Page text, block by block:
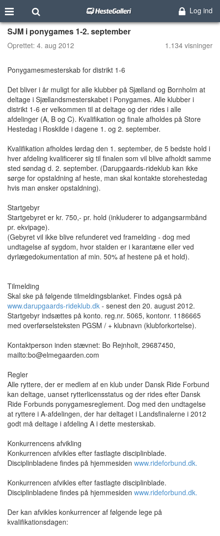
Log ind
SJM i ponygames 1-2. september
Oprettet: 4. aug 2012 1.134 visninger
Ponygamesmesterskab for distrikt 1-6
Det bliver i år muligt for alle klubber på Sjælland og Bornholm at
deltage i Sjællandsmesterskabet i Ponygames. Alle klubber i
distrikt 1-6 er velkommen til at deltage og der rides i alle
afdelinger (A, B og C). Kvalifikation og finale afholdes på Store
Hestedag i Roskilde i dagene 1. og 2. september.
Kvalifikation afholdes lørdag den 1. september, de 5 bedste hold i
hver afdeling kvalificerer sig til finalen som vil blive afholdt samme
sted søndag d. 2. september. (Darupgaards-rideklub kan ikke
sørge for opstaldning af heste, man skal kontakte storehestedag
hvis man ønsker opstaldning).
Startgebyr
Startgebyret er kr. 750,- pr. hold (inkluderer to adgangsarmbånd
pr. ekvipage).
(Gebyret vil ikke blive refunderet ved framelding - dog med
undtagelse af sygdom, hvor stalden er i karantæne eller ved
dyrlægedokumentation af min. 50% af hestene på et hold).
Tilmelding
Skal ske på følgende tilmeldingsblanket. Findes også på
www.darupgaards-rideklub.dk - senest den 20. august 2012.
Startgebyr indsættes på konto. reg.nr. 5065, kontonr. 1186665
med overførselsteksten PGSM / + klubnavn (klubforkortelse).
Kontaktperson inden stævnet: Bo Rejnholt, 29687450,
mailto:bo@elmegaarden.com
Regler
Alle ryttere, der er medlem af en klub under Dansk Ride Forbund
kan deltage, uanset rytterlicensstatus og der rides efter Dansk
Ride Forbunds ponygamesreglement. Dog med den undtagelse
at ryttere i A-afdelingen, der har deltaget i Landsfinalerne i 2012
godt må deltage i afdeling A i dette mesterskab.
Konkurrencens afvikling
Konkurrencen afvikles efter fastlagte disciplinblade.
Disciplinbladene findes på hjemmesiden www.rideforbund.dk.
Konkurrencen afvikles efter fastlagte disciplinblade.
Disciplinbladene findes på hjemmesiden www.rideforbund.dk.
Der kan afvikles konkurrencer af følgende lege på
kvalifikationsdagen: